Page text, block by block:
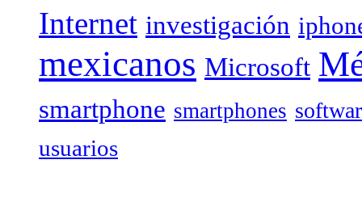
Internet investigación
mexicanos Microsoft
smartphone smartphones
usuarios